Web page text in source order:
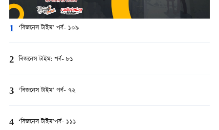
1 ‘বিজনেস টাইম’ পর্ব- ১০৯
2 বিজনেস টাইম: পর্ব- ৮১
3 ‘বিজনেস টাইম’ পর্ব- ৭২
4 ‘বিজনেস টাইম’পর্ব- ১১১